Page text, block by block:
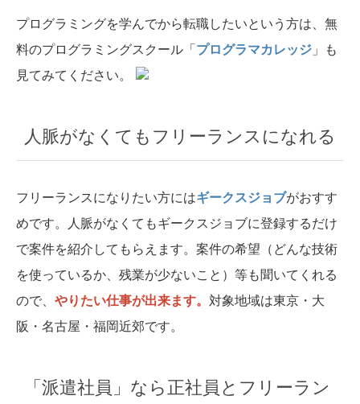
プログラミングを学んでから転職したいという方は、無
料のプログラミングスクール「 プログラマカレッジ 」も
見てみてください。
人脈がなくてもフリーランスになれる
フリーランスになりたい方にはギークスジョブがおすす
めです。人脈がなくてもギークスジョブに登録するだけ
で案件を紹介してもらえます。案件の希望（どんな技術
を使っているか、残業が少ないこと）等も聞いてくれる
ので、 やりたい仕事が出来ます。 対象地域は東京・大
阪・名古屋・福岡近郊です。
「派遣社員」なら正社員とフリーラン